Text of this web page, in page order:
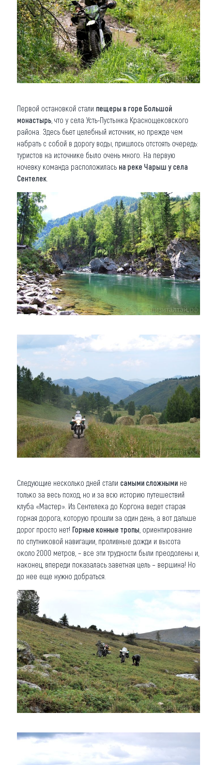
Первой остановкой стали пещеры в горе Большой
монастырь , что у села Усть-Пустынка Краснощековского
района. Здесь бьет целебный источник, но прежде чем
набрать с собой в дорогу воды, пришлось отстоять очередь:
туристов на источнике было очень много. На первую
ночевку команда расположилась на реке Чарыш у села
Сентелек
Следующие несколько дней стали самыми сложными не
только за весь поход, но и за всю историю путешествий
клуба «Мастер». Из Сентелека до Коргона ведет старая
горная дорога, которую прошли за один день, а вот дальше
дорог просто нет! Горные конные тропы , ориентирование
по спутниковой навигации, проливные дожди и высота
около 2000 метров, – все эти трудности были преодолены и,
наконец, впереди показалась заветная цель – вершина! Но
до нее еще нужно добраться.